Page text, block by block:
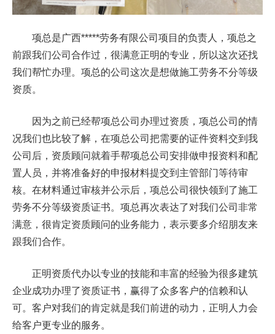
项总是广西*****劳务有限公司项目的负责人， 项总之
前跟我们公司合作过，很满意正明的专业，所以这次还找
我们帮忙办理。 项总的公司这次是想做施工劳务不分等级
资质。
因为之前已经帮项总公司办理过资质， 项总公司的情
况我们也比较了解，在项总公司把需要的证件资料交到我
公司后，资质顾问就着手帮项总公司安排做申报资料和配
置人员，并将准备好的申报材料提交到主管部门等待审
核。在材料通过审核并公示后， 项总公司很快领到了施工
劳务不分等级资质证书。 项总再次表达了对我们公司非常
满意，很肯定资质顾问的业务能力，表示要多介绍朋友来
跟我们合作。
正明资质代办以专业的技能和丰富的经验为很多建筑
企业成功办理了资质证书，赢得了众多客户的信赖和认
可。客户对我们的肯定就是我们前进的动力，正明人力会
给客户更专业的服务。